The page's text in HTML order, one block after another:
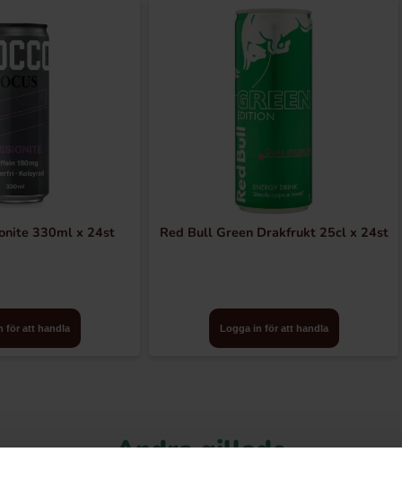
330ml x 24st
för att handla
Red Bull Green Drakfrukt 25cl x 24st
Logga in för att handla
Andra gillade